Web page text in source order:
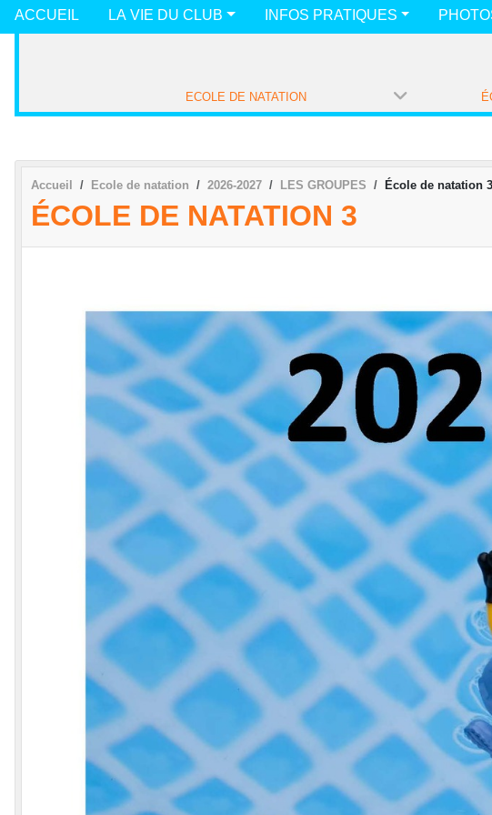
ACCUEIL LA VIE DU CLUB INFOS PRATIQUES
ECOLE DE NATATION
Accueil Ecole de natation 2026-2027 LES GROUPES École de natation 3
ÉCOLE DE NATATION 3